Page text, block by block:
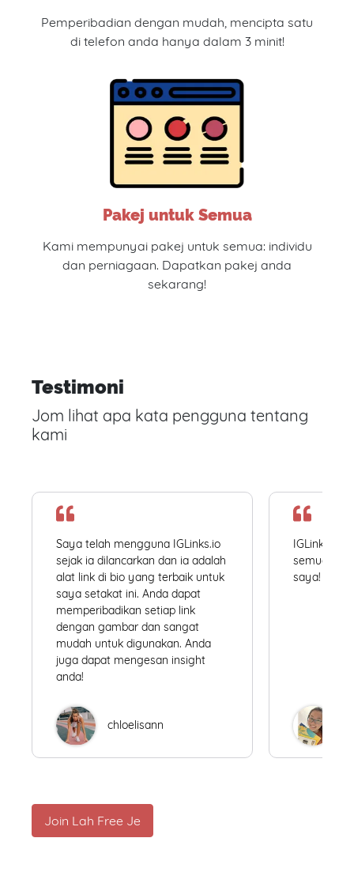
Pemperibadian dengan mudah, mencipta satu
di telefon anda hanya dalam 3 minit!
Pakej untuk Semua
Kami mempunyai pakej untuk semua: individu
dan perniagaan. Dapatkan pakej anda
sekarang!
Testimoni
Jom lihat apa kata pengguna tentang
kami
Saya telah mengguna IGLinks.io
sejak ia dilancarkan dan ia adalah
alat link di bio yang terbaik untuk
saya setakat ini. Anda dapat
memperibadikan setiap link
dengan gambar dan sangat
mudah untuk digunakan. Anda
juga dapat mengesan insight
anda!
chloelisann
IGLinks.io
semua
saya!
Join Lah Free Je